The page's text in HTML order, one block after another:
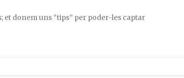
donem uns “tips” per poder-les captar